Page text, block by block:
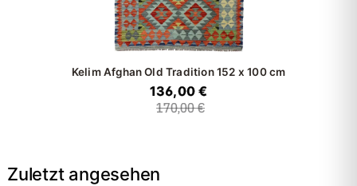
Kelim Afghan Old Tradition 152 x 100 cm
136,00 €
170,00 €
Zuletzt angesehen